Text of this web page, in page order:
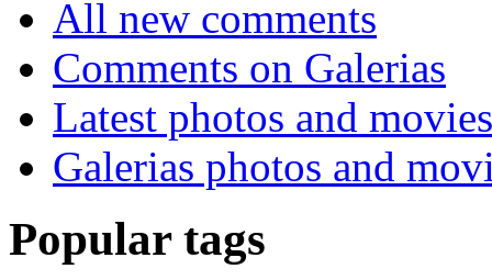
All new comments
Comments on Galerias
Latest photos and movies
Galerias photos and
Popular tags